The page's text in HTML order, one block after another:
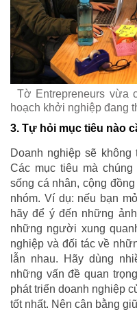
Tờ Entrepreneurs vừa
hoạch khởi nghiệp đang
3. Tự hỏi mục tiêu nào
Doanh nghiệp sẽ không
Các mục tiêu mà
sống cá nhân, cộng
nhóm. Ví dụ: nếu bạn
hãy để ý đến những
những người xung
nghiệp và đối tác về
lẫn nhau. Hãy dùng
những vấn đề quan
phát triển doanh nghiệp
tốt nhất. Nên cân bằng